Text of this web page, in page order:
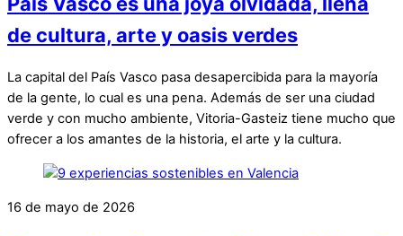
de cultura, arte y oasis verdes
La capital del País Vasco pasa desapercibida para la mayoría
de la gente, lo cual es una pena. Además de ser una ciudad
verde y con mucho ambiente, Vitoria-Gasteiz tiene mucho que
ofrecer a los amantes de la historia, el arte y la cultura.
16 de mayo de 2026